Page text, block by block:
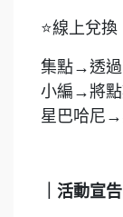
⭐線上兌換
集點→透過
小編→將點
星巴哈尼→
｜活動宣告